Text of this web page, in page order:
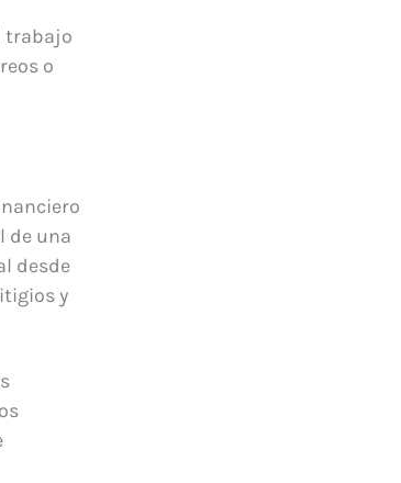
trabajo
o
de una
desde
y